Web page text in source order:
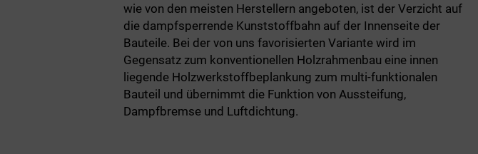
wie von den meisten Herstellern angeboten, ist der Verzicht auf
die dampfsperrende Kunststoffbahn auf der Innenseite der
Bauteile. Bei der von uns favorisierten Variante wird im
Gegensatz zum konventionellen Holzrahmenbau eine innen
liegende Holzwerkstoffbeplankung zum multi-funktionalen
Bauteil und übernimmt die Funktion von Aussteifung,
Dampfbremse und Luftdichtung.